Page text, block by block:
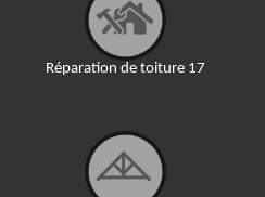
Réparation de toiture 17